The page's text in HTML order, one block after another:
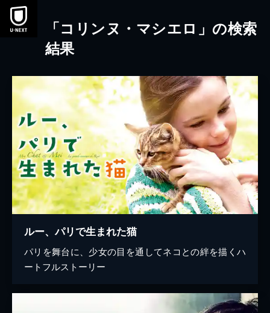
本文へスキップ
「コリンヌ・マシエロ」の検索
結果
ルー、パリで生まれた猫
パリを舞台に、少女の目を通してネコとの絆を描くハ
ートフルストーリー